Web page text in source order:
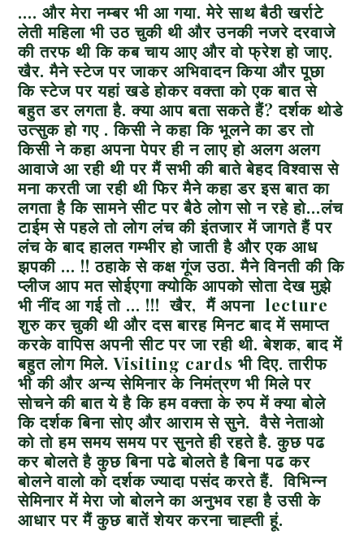
…. और मेरा नम्बर भी आ गया. मेरे साथ बैठी खर्राटे
लेती महिला भी उठ चुकी थी और उनकी नजरे दरवाजे
की तरफ थी कि कब चाय आए और वो फ्रेश हो जाए.
खैर. मैने स्टेज पर जाकर अभिवादन किया और पूछा
कि स्टेज पर यहां खडे होकर वक्ता को एक बात से
बहुत डर लगता है. क्या आप बता सकते हैं? दर्शक थोडे
उत्सुक हो गए . किसी ने कहा कि भूलने का डर तो
किसी ने कहा अपना पेपर ही न लाए हो अलग अलग
आवाजे आ रही थी पर मैं सभी की बाते बेहद विश्वास से
मना करती जा रही थी फिर मैने कहा डर इस बात का
लगता है कि सामने सीट पर बैठे लोग सो न रहे हो…लंच
टाईम से पहले तो लोग लंच की इंतजार में जागते हैं पर
लंच के बाद हालत गम्भीर हो जाती है और एक आध
झपकी … !! ठहाके से कक्ष गूंज उठा. मैने विनती की कि
प्लीज आप मत सोईएगा क्योकि आपको सोता देख मुझे
भी नींद आ गई तो … !!! खैर, मैं अपना lecture
शुरु कर चुकी थी और दस बारह मिनट बाद में समाप्त
करके वापिस अपनी सीट पर जा रही थी. बेशक, बाद में
बहुत लोग मिले. Visiting cardsभी दिए. तारीफ
भी की और अन्य सेमिनार के निमंत्रण भी मिले पर
सोचने की बात ये है कि हम वक्ता के रुप में क्या बोले
कि दर्शक बिना सोए और आराम से सुने. वैसे नेताओ
को तो हम समय समय पर सुनते ही रहते है. कुछ पढ
कर बोलते है कुछ बिना पढे बोलते है बिना पढ कर
बोलने वालो को दर्शक ज्यादा पसंद करते हैं. विभिन्न
सेमिनार में मेरा जो बोलने का अनुभव रहा है उसी के
आधार पर मैं कुछ बातें शेयर करना चाह्ती हूं.